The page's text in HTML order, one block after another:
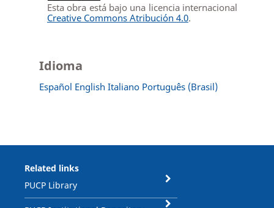
Esta obra está bajo una licencia internacional
Creative Commons Atribución 4.0.
Idioma
Español English Italiano Português (Brasil)
Related links
PUCP Library